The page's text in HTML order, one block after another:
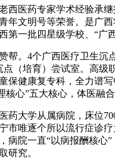
医药专家学术经验承继
年文明号等荣誉。是广
一批四星级学校、“广
。4个广西医疗卫生沉
（培育）尝试室。高
保健康复专科，全力谱
核心”五大核心，体医融
大学从属病院，床位
市唯逐个所以流行症诊
病院一直“以病报酬核
研究。